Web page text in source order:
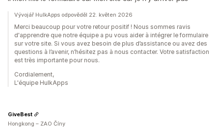
Vývojář HulkApps odpověděl 22. květen 2026
Merci beaucoup pour votre retour positif ! Nous sommes ravis
d'apprendre que notre équipe a pu vous aider à intégrer le formulaire
sur votre site. Si vous avez besoin de plus d’assistance ou avez des
questions à l’avenir, n’hésitez pas à nous contacter. Votre satisfaction
est très importante pour nous.
Cordialement,
L'équipe HulkApps
GiveBest
Hongkong – ZAO Číny